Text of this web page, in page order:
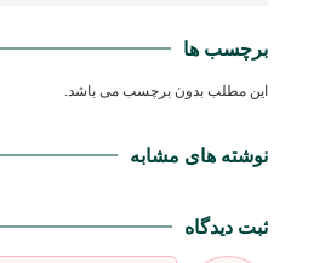
برچسب ها
این مطلب بدون برچسب می باشد.
نوشته های مشابه
ثبت دیدگاه